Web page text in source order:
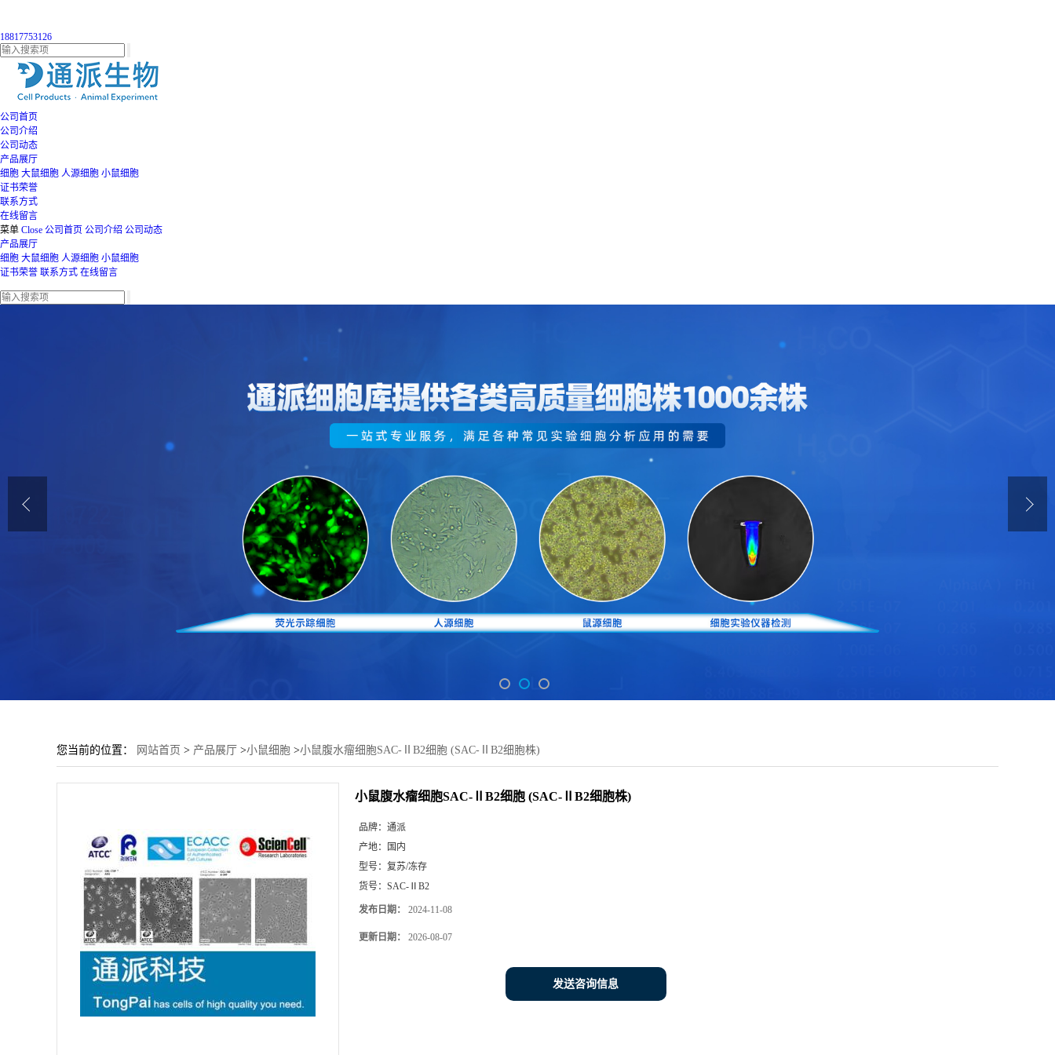
18817753126
公司首页
公司介绍
公司动态
产品展厅
细胞 大鼠细胞 人源细胞 小鼠细胞
证书荣誉
联系方式
在线留言
菜单 Close 公司首页 公司介绍 公司动态
产品展厅
细胞 大鼠细胞 人源细胞 小鼠细胞
证书荣誉 联系方式 在线留言
您当前的位置： 网站首页 > 产品展厅 >小鼠细胞 >小鼠腹水瘤细胞SAC-ⅡB2细胞 (SAC-ⅡB2细胞株)
小鼠腹水瘤细胞SAC-ⅡB2细胞 (SAC-ⅡB2细胞株)
品牌： 通派
产地：
国内
型号： 复苏/冻存
货号： SAC-ⅡB2
发布日期： 2024-11-08
更新日期： 2026-08-07
发送咨询信息